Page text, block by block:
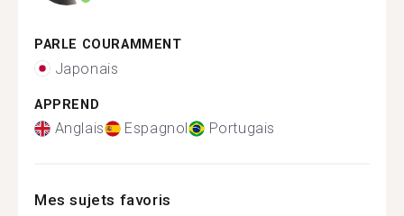
PARLE COURAMMENT
Japonais
APPREND
Anglais Espagnol Portugais
Mes sujets favoris